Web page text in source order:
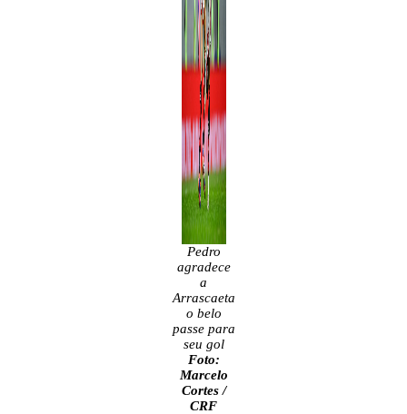
Pedro
agradece
a
Arrascaeta
o belo
passe para
seu gol
Foto:
Marcelo
Cortes /
CRF